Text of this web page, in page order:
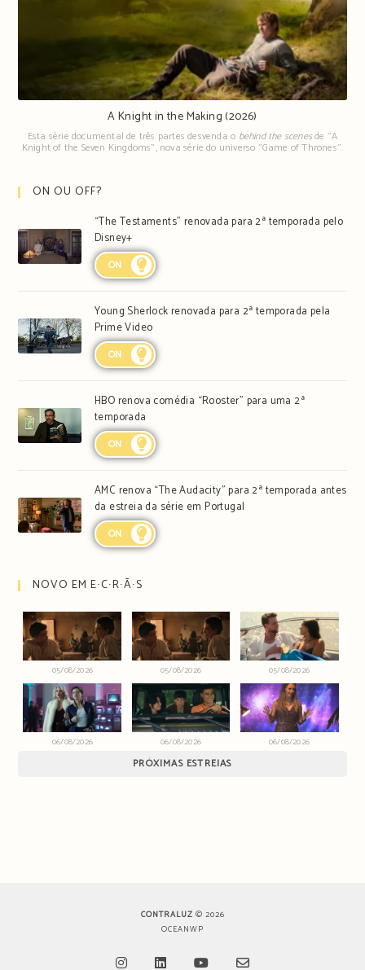
A Knight in the Making (2026)
Esta série documental de três partes desvenda o behind the scenesde "A
Knight of the Seven Kingdoms", nova série do universo "Game of Thrones".
ON OU OFF?
“The Testaments” renovada para 2ª temporada pelo
Disney+
ON
Young Sherlock renovada para 2ª temporada pela
Prime Video
ON
HBO renova comédia “Rooster” para uma 2ª
temporada
ON
AMC renova “The Audacity” para 2ª temporada antes
da estreia da série em Portugal
ON
NOVO EM E∙C∙R∙Ã∙S
05/08/2026 05/08/2026 05/08/2026
06/08/2026 06/08/2026 06/08/2026
PRÓXIMAS ESTREIAS
CONTRALUZ © 2026
OCEANWP